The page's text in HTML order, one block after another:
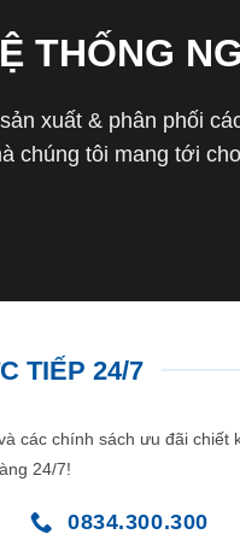
THỐNG
xuất & phân phối
chúng tôi mang tới
TIẾP 24/7
các chính sách ưu đãi chiết
24/7!
0834.300.300